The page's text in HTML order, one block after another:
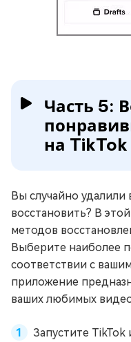
Часть 5:
на TikTok
Вы случайно удалили
восстановить? В
методов
Выберите наиболее
соответствии с
приложение
ваших любимых
Запустите